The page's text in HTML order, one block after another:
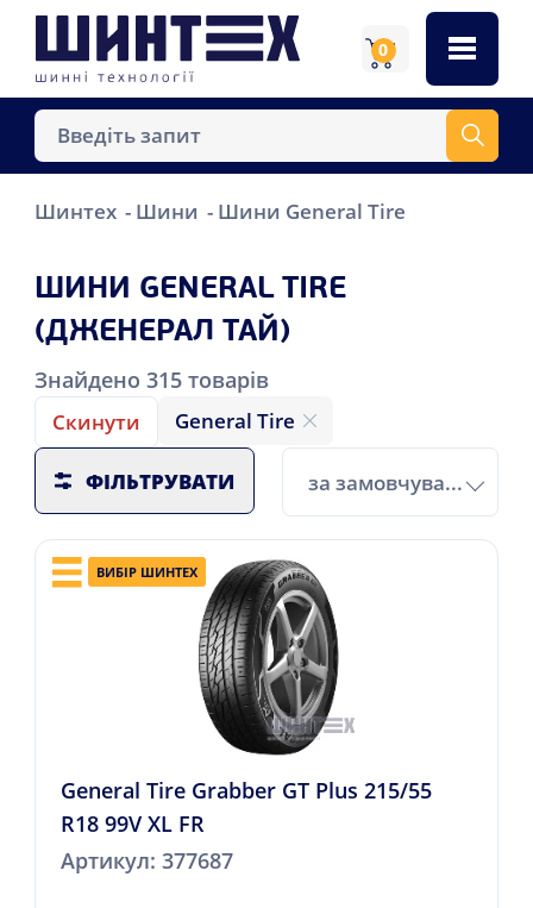
0
Шинтех Шини Шини General Tire
ШИНИ GENERAL TIRE
(ДЖЕНЕРАЛ ТАЙ)
Знайдено 315товарів
Скинути General Tire
ФІЛЬТРУВАТИ за замовчуванням
ВИБІР ШИНТЕХ
General Tire Grabber GT Plus 215/55
R18 99V XL FR
Артикул: 377687